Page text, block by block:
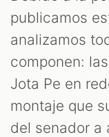
publicamos
analizamos
componen:
Jota Pe en
montaje que
del senador a